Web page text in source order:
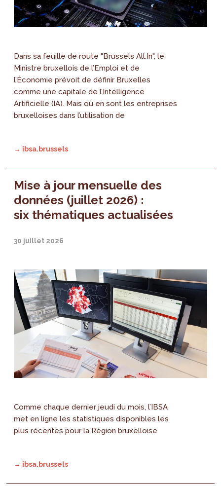
Dans sa feuille de route "Brussels All.In", le
Ministre bruxellois de l’Emploi et de
l’Économie prévoit de définir Bruxelles
comme une capitale de l’Intelligence
Artificielle (IA). Mais où en sont les entreprises
bruxelloises dans l’utilisation de
→ ibsa.brussels
Mise à jour mensuelle des
données (juillet 2026) :
six thématiques actualisées
30 juillet 2026
Comme chaque dernier jeudi du mois, l’IBSA
met en ligne les statistiques disponibles les
plus récentes pour la Région bruxelloise
→ ibsa.brussels